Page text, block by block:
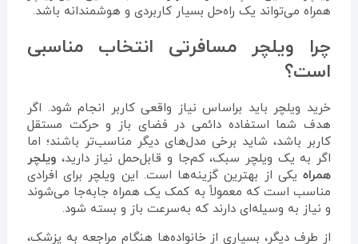
همراه می‌تواند یک راه‌حل بسیار کاربردی و هوشمندانه باشد.
چرا ویلچر مسافرتی انتخاب مناسبی
است؟
خرید ویلچر باید براساس نیاز واقعی کاربر انجام شود. اگر
هدف شما استفاده دائمی در فضای باز و حرکت مستقل
کاربر باشد، شاید برخی مدل‌های دیگر مناسب‌تر باشند؛ اما
اگر به یک ویلچر سبک، کم‌جا و قابل‌حمل نیاز دارید،ویلچر
همراهیکی از بهترین گزینه‌ها است. این ویلچر برای افرادی
مناسب است که معمولاً به کمک یک همراه جابه‌جا می‌شوند
و نیاز به وسیله‌ای دارند که به‌سرعت باز و بسته شود.
از طرف دیگر، بسیاری از خانواده‌ها هنگام مراجعه به پزشک،